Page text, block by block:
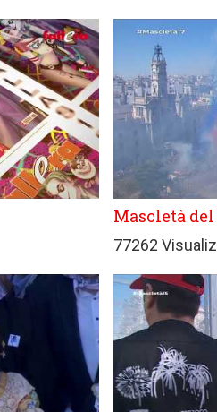
Mascletà del
77262